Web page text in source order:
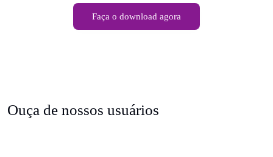
Faça o download agora
Ouça de nossos usuários